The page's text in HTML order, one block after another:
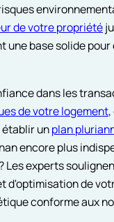
de votre propriété
base solide
dans les
de votre logement,
unplan
encore plus
Les experts
d'optimisation de
conforme aux